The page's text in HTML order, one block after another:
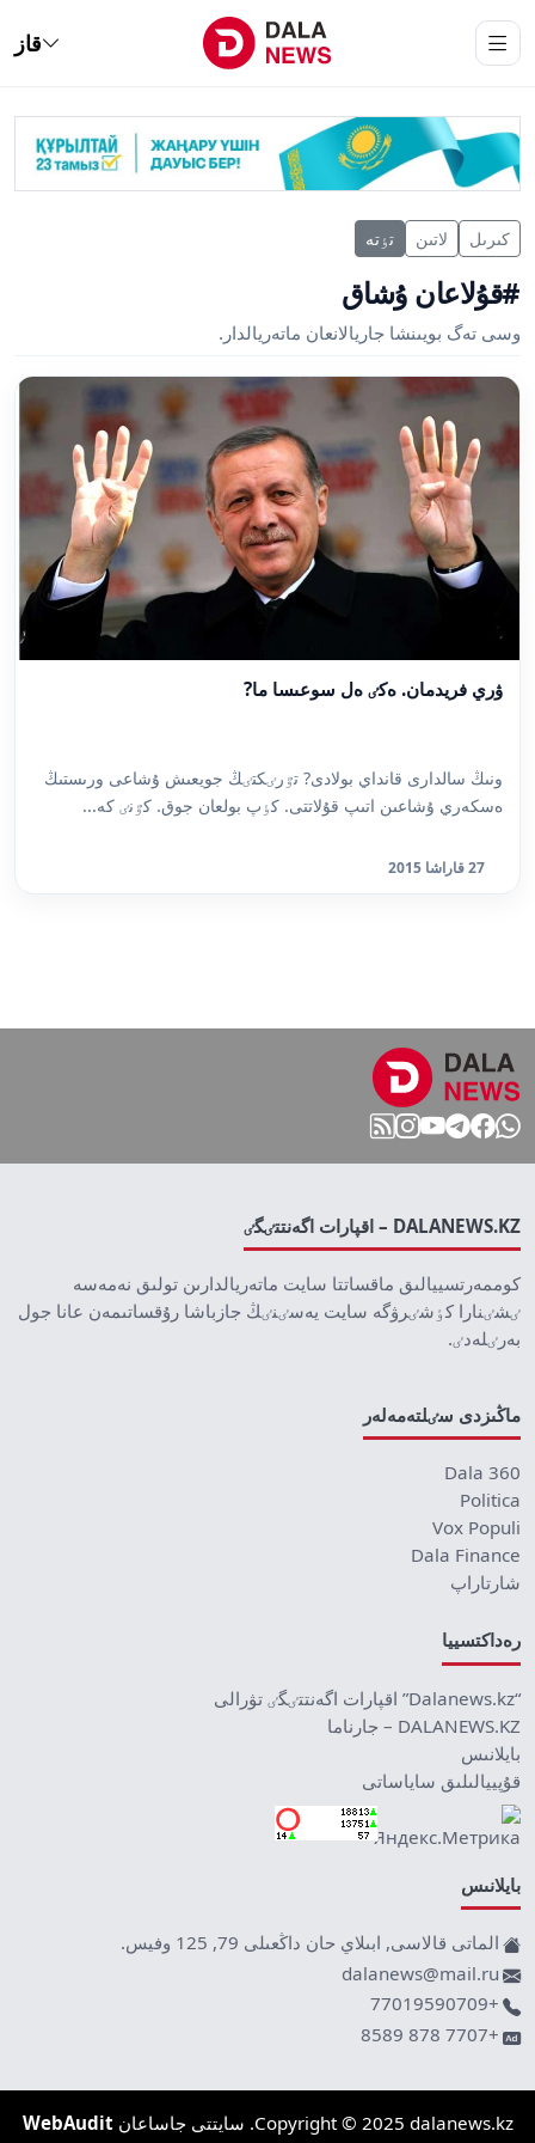
قاز
كىرىل لاتىن تٶتە
#قۇلاعان ۇشاق
وسى تەگ بويىنشا جاريالانعان ماتەريالدار.
ۋري فريدمان. ەكٸ ەل سوعىسا ما?
ونىڭ سالدارى قانداي بولادى? تٷرٸكتٸڭ جويعىش ۇشاعى ورىستىڭ
ەسكەري ۇشاعىن اتىپ قۇلاتتى. كٶپ بولعان جوق. كٷنٸ كە...
27 قاراشا 2015
DALANEWS.KZ – اقپارات اگەنتتٸگٸ
كوممەرتسييالىق ماقساتتا سايت ماتەريالدارىن تولىق نەمەسە
ٸشٸنارا كٶشٸرۋگە سايت يەسٸنٸڭ جازباشا رۇقساتىمەن عانا جول
بەرٸلەدٸ.
ماڭىزدى سٸلتەمەلەر
Dala 360
Politica
Vox Populi
Dala Finance
شارتاراپ
رەداكتسييا
“Dalanews.kz” اقپارات اگەنتتٸگٸ تۋرالى
DALANEWS.KZ – جارناما
بايلانىس
قۇپييالىلىق ساياساتى
بايلانىس
الماتى قالاسى, ابىلاي حان داڭعىلى 79, 125 وفيس.
dalanews@mail.ru
+77019590709
+7707 878 8589
Copyright © 2025 dalanews.kz. سايتتى جاساعان WebAudit